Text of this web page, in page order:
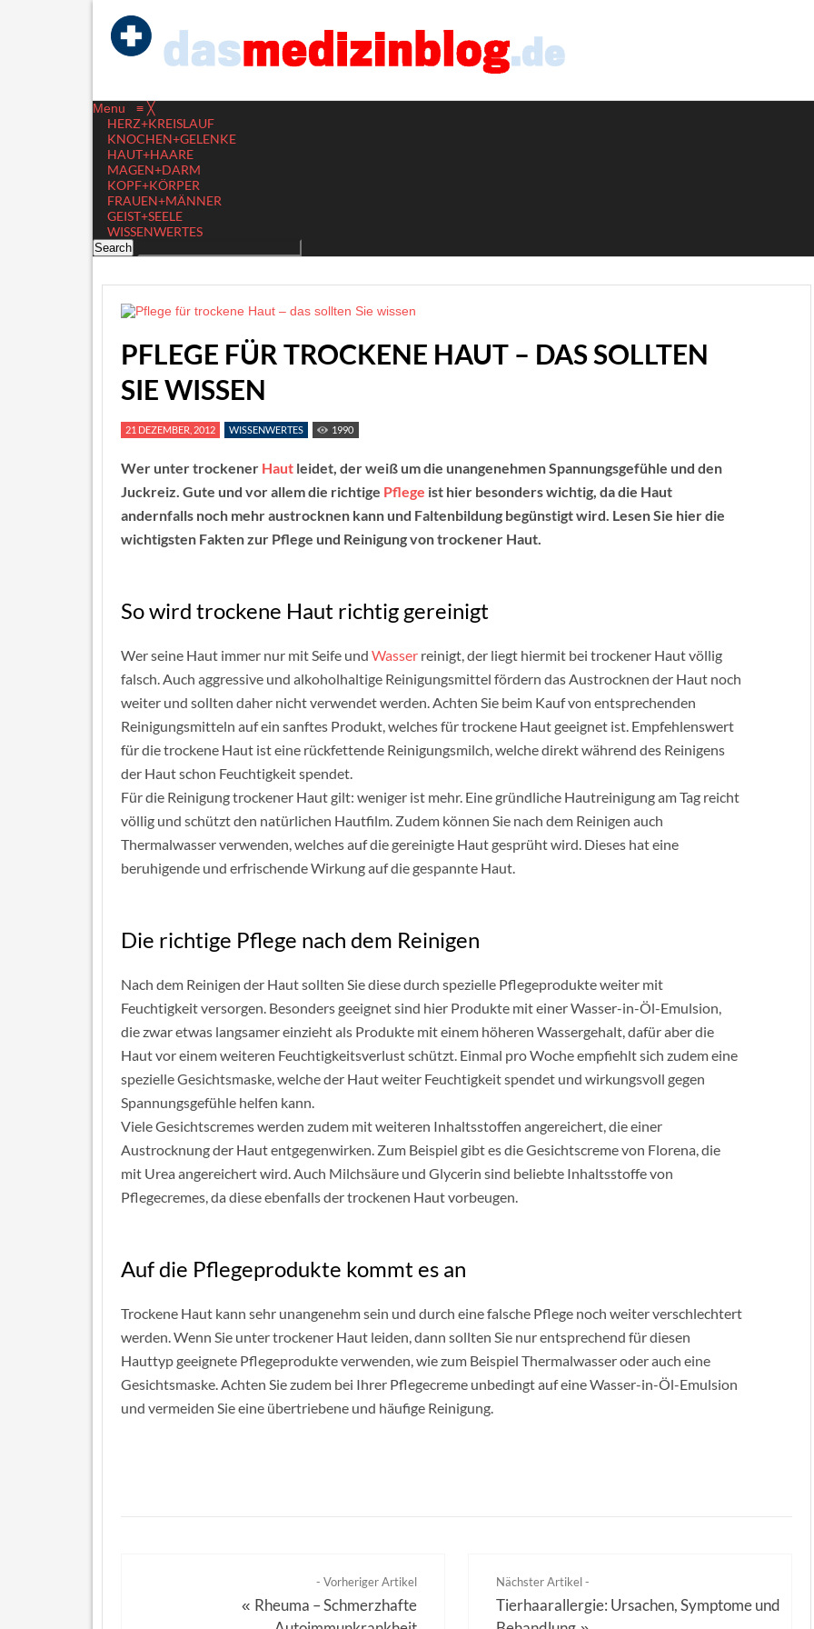
Menu ≡ ╳
HERZ+KREISLAUF
KNOCHEN+GELENKE
HAUT+HAARE
MAGEN+DARM
KOPF+KÖRPER
FRAUEN+MÄNNER
GEIST+SEELE
WISSENWERTES
PFLEGE FÜR TROCKENE HAUT – DAS SOLLTEN
SIE WISSEN
21 DEZEMBER, 2012 WISSENWERTES 1990
Wer unter trockener Haut leidet, der weiß um die unangenehmen Spannungsgefühle und den
Juckreiz. Gute und vor allem die richtige Pflege ist hier besonders wichtig, da die Haut
andernfalls noch mehr austrocknen kann und Faltenbildung begünstigt wird. Lesen Sie hier die
wichtigsten Fakten zur Pflege und Reinigung von trockener Haut.
So wird trockene Haut richtig gereinigt
Wer seine Haut immer nur mit Seife und Wasser reinigt, der liegt hiermit bei trockener Haut völlig
falsch. Auch aggressive und alkoholhaltige Reinigungsmittel fördern das Austrocknen der Haut noch
weiter und sollten daher nicht verwendet werden. Achten Sie beim Kauf von entsprechenden
Reinigungsmitteln auf ein sanftes Produkt, welches für trockene Haut geeignet ist. Empfehlenswert
für die trockene Haut ist eine rückfettende Reinigungsmilch, welche direkt während des Reinigens
der Haut schon Feuchtigkeit spendet.
Für die Reinigung trockener Haut gilt: weniger ist mehr. Eine gründliche Hautreinigung am Tag reicht
völlig und schützt den natürlichen Hautfilm. Zudem können Sie nach dem Reinigen auch
Thermalwasser verwenden, welches auf die gereinigte Haut gesprüht wird. Dieses hat eine
beruhigende und erfrischende Wirkung auf die gespannte Haut.
Die richtige Pflege nach dem Reinigen
Nach dem Reinigen der Haut sollten Sie diese durch spezielle Pflegeprodukte weiter mit
Feuchtigkeit versorgen. Besonders geeignet sind hier Produkte mit einer Wasser-in-Öl-Emulsion,
die zwar etwas langsamer einzieht als Produkte mit einem höheren Wassergehalt, dafür aber die
Haut vor einem weiteren Feuchtigkeitsverlust schützt. Einmal pro Woche empfiehlt sich zudem eine
spezielle Gesichtsmaske, welche der Haut weiter Feuchtigkeit spendet und wirkungsvoll gegen
Spannungsgefühle helfen kann.
Viele Gesichtscremes werden zudem mit weiteren Inhaltsstoffen angereichert, die einer
Austrocknung der Haut entgegenwirken. Zum Beispiel gibt es die Gesichtscreme von Florena, die
mit Urea angereichert wird. Auch Milchsäure und Glycerin sind beliebte Inhaltsstoffe von
Pflegecremes, da diese ebenfalls der trockenen Haut vorbeugen.
Auf die Pflegeprodukte kommt es an
Trockene Haut kann sehr unangenehm sein und durch eine falsche Pflege noch weiter verschlechtert
werden. Wenn Sie unter trockener Haut leiden, dann sollten Sie nur entsprechend für diesen
Hauttyp geeignete Pflegeprodukte verwenden, wie zum Beispiel Thermalwasser oder auch eine
Gesichtsmaske. Achten Sie zudem bei Ihrer Pflegecreme unbedingt auf eine Wasser-in-Öl-Emulsion
und vermeiden Sie eine übertriebene und häufige Reinigung.
- Vorheriger Artikel
« Rheuma – Schmerzhafte
Nächster Artikel -
Tierhaarallergie: Ursachen, Symptome und